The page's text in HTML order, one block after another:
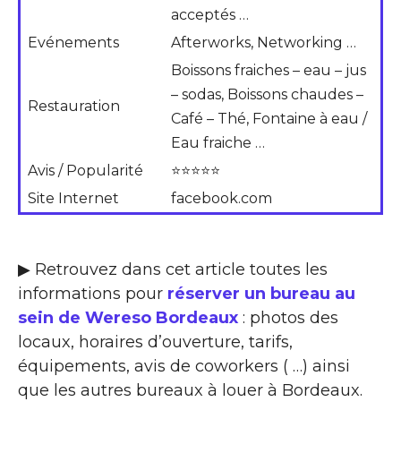
acceptés …
Evénements
Afterworks, Networking …
Restauration
Boissons fraiches – eau – jus
– sodas, Boissons chaudes –
Café – Thé, Fontaine à eau /
Eau fraiche …
Avis / Popularité
⭐⭐⭐⭐⭐
Site Internet
facebook.com
▶ Retrouvez dans cet article toutes les
informations pour réserver un bureau au
sein de Wereso Bordeaux : photos des
locaux, horaires d’ouverture, tarifs,
équipements, avis de coworkers ( …) ainsi
que les autres bureaux à louer à Bordeaux.